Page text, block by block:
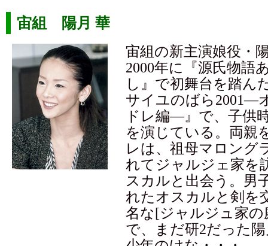
宙組 陽月 華
宙組の新主演娘役・
2000年に『源氏物語
し』で初舞台を踏ん
サイユのばら2001―
ドレ編―』で、子供
を演じている。両親
レは、祖母マロング
れてジャルジェ家を
スカルと出会う。男
れたオスカルと剣を
名な[ジャルジュ家の
で、まだ研2だった